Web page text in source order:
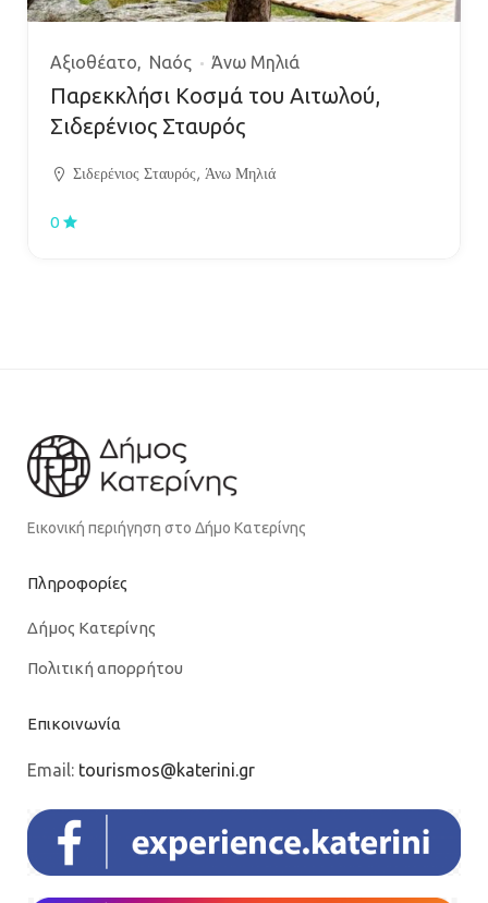
Αξιοθέατο Ναός Άνω Μηλιά
Παρεκκλήσι Κοσμά του Αιτωλού,
Σιδερένιος Σταυρός
Σιδερένιος Σταυρός, Άνω Μηλιά
0
Εικονική περιήγηση στο Δήμο Κατερίνης
Πληροφορίες
Δήμος Κατερίνης
Πολιτική απορρήτου
Επικοινωνία
Email: tourismos@katerini.gr